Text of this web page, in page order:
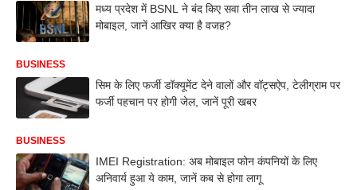
मध्य प्रदेश में BSNL ने बंद किए सवा तीन लाख से ज्यादा
मोबाइल, जानें आखिर क्या है वजह?
BUSINESS
सिम के लिए फर्जी डॉक्यूमेंट देने वालों और वॉट्सऐप, टेलीग्राम पर
फर्जी पहचान पर होगी जेल, जानें पूरी खबर
BUSINESS
IMEI Registration: अब मोबाइल फोन कंपनियों के लिए
अनिवार्य हुआ ये काम, जानें कब से होगा लागू